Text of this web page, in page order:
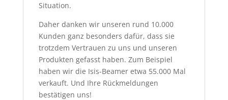
Situation.
Daher danken wir unseren rund 10.000
Kunden ganz besonders dafür, dass sie
trotzdem Vertrauen zu uns und unseren
Produkten gefasst haben. Zum Beispiel
haben wir die Isis-Beamer etwa 55.000 Mal
verkauft. Und Ihre Rückmeldungen
bestätigen uns!